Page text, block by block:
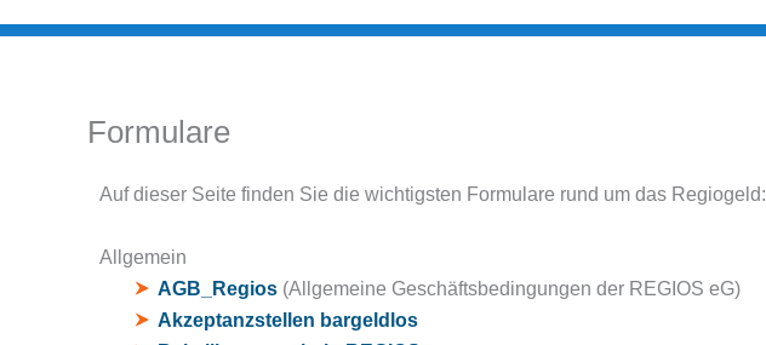
Formulare
Auf dieser Seite finden Sie die wichtigsten Formulare rund um das Regiogeld:
Allgemein
AGB_Regios (Allgemeine Geschäftsbedingungen der REGIOS eG)
Akzeptanzstellen bargeldlos